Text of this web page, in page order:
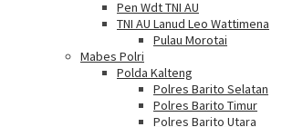
Pen Wdt TNI AU
TNI AU Lanud Leo Wattimena
Pulau Morotai
Mabes Polri
Polda Kalteng
Polres Barito Selatan
Polres Barito Timur
Polres Barito Utara